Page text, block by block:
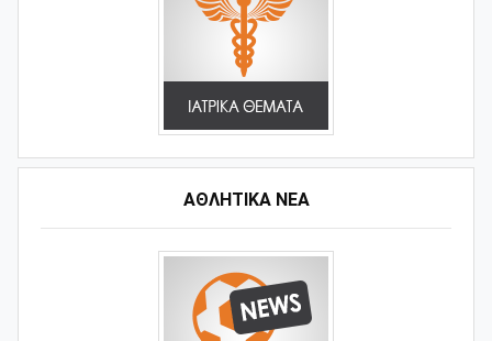
ΑΘΛΗΤΙΚΆ ΝΈΑ